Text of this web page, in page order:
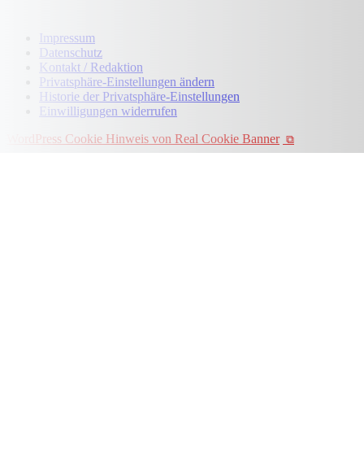
Impressum
Datenschutz
Kontakt / Redaktion
Privatsphäre-Einstellungen ändern
Historie der Privatsphäre-Einstellungen
Einwilligungen widerrufen
WordPress Cookie Hinweis von Real Cookie Banner